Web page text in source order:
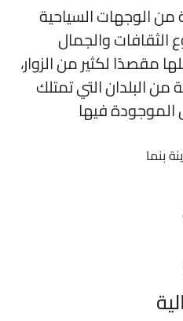
الوجهات السياحية
والجمال
لكثير من الزوار،
التي تمتلك
الموجودة فيها